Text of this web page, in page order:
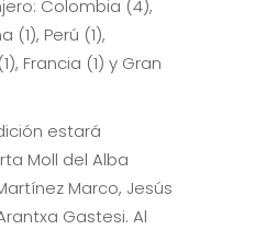
Colombia (4),
(1), Perú (1),
Francia (1) y Gran
estará
Moll del Alba
Marco, Jesús
Gastesi. Al